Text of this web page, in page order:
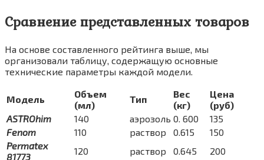
Сравнение представленных товаров
На основе составленного рейтинга выше, мы
организовали таблицу, содержащую основные
технические параметры каждой модели.
Модель
Объем
(мл)
Тип
Вес
(кг)
Цена
(руб)
ASTROhim
140 аэрозоль 0. 600
135
Fenom
110 раствор 0.615
150
Permatex
81773
120 раствор 0.645
200